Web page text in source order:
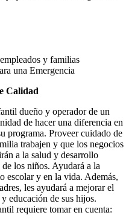
y familias
una Emergencia
Calidad
dueño y operador de un
de hacer una diferencia en
programa. Proveer cuidado de
trabajen y que los negocios
a la salud y desarrollo
los niños. Ayudará a la
escolar y en la vida. Además,
les ayudará a mejorar el
educación de sus hijos.
requiere tomar en cuenta: